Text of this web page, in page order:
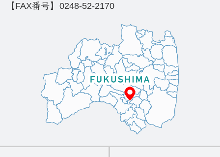
【FAX番号】 0248-52-2170